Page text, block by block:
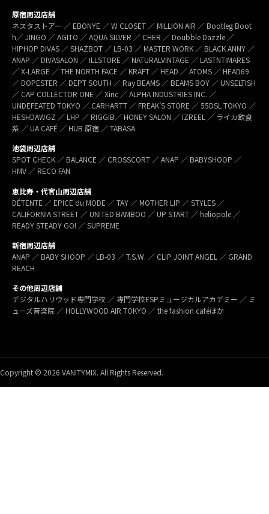
原宿周辺店舗
ネスタストアー ／ EBONYE ／ W CLOSET ／ MILLION AIR ／ Bootleg Boot
h／ JINGO ／ AGITO ／ AQUA SILVER ／ CHER ／ Doubble Dazzle ／
HIPHOP DIVAS ／ SHAZBOT ／ LB-03 ／ MASTER WORK ／ BLACK ANNY ／
ANAP ／ DIVASALON ／ ILLSTORE ／ NATURALVINTAGE ／ LASTNTIMARES
／ X-LARGE ／ THE NORTH FACE ／ KRAFT ／ HEAD ／ ATOMS ／ HEAD69
／ DOPESTER ／ DEPT SOUTH ／ Ray BEAMS ／ BEAMS BOY ／ UNSELTISH
／ CAP COLLECTOR ONE ／ Xinc ／ ALPHA INDUSTRIES INC. ／
UNDEFEATED TOKYO ／ CARHARTT ／ FREAK’S STORE ／ 55DSL TOKYO ／
HESHDAWGZ ／ LHP ／ RIGGIB／ HONEY SALON ／ IZREEL ／ ライカ飲食
系 ／ UA CAFÉ ／ HUB 原宿 ／ TABASA
池袋周辺店舗
SPOT CHECK ／ BALANCE ／ CROSSCORT ／ ANAP ／ BABYSHOOP ／
HMV ／ RECO FAN
恵比寿・代官山周辺店舗
DÉTENTE ／ EPICE du MODE ／ TAY ／ MOTHER LIP ／ STYLES ／
CALIFORNIA STREET ／ UNITED BAMBOO ／ UP START ／ heliopole ／
READY STEADY GO! ／ SUPREME
新宿周辺店舗
ANAP ／ BABY SHOOP ／ LB-03 ／ T.S.W. ／ CLIP JOINT ANGEL ／ GRAND
REACH
その他周辺店舗
デジタルハリウッド専門学校 ／ 専門学校ESPミュージカルアカデミー ／ ミ
ューズ音楽院 ／ HOLLYWOOD AIR TOKYO ／ the fashion caféほか
Copyright © 2026 VANITYMIX. All Rights Reserved.